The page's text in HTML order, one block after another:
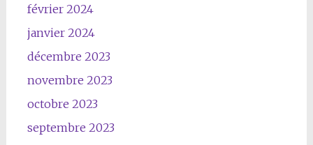
février 2024
janvier 2024
décembre 2023
novembre 2023
octobre 2023
septembre 2023